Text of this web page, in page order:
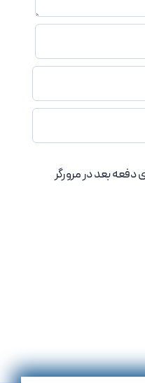
دفعه بعد در مرورگر